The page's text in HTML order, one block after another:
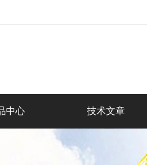
中心 技术文章